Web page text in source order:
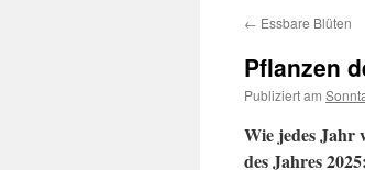
← Essbare Blüten
Pflanzen
Publiziert am
Wie jedes Jahr
des Jahres